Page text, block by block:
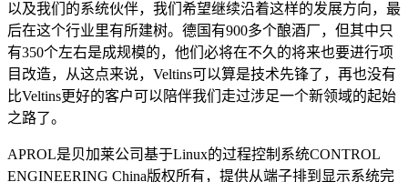
以及我们的系统伙伴，我们希望继续沿着这样的发展方向，最
后在这个行业里有所建树。德国有900多个酿酒厂，但其中只
有350个左右是成规模的，他们必将在不久的将来也要进行项
目改造，从这点来说，Veltins可以算是技术先锋了，再也没有
比Veltins更好的客户可以陪伴我们走过涉足一个新领域的起始
之路了。
APROL是贝加莱公司基于Linux的过程控制系统CONTROL
ENGINEERING China版权所有，提供从端子排到显示系统完